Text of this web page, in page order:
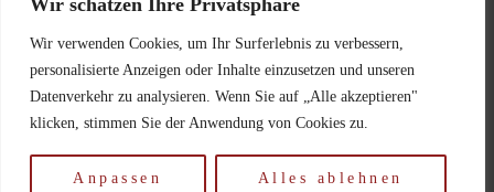
Wir schätzen Ihre Privatsphäre
Wir verwenden Cookies, um Ihr Surferlebnis zu verbessern,
personalisierte Anzeigen oder Inhalte einzusetzen und unseren
Datenverkehr zu analysieren. Wenn Sie auf „Alle akzeptieren"
klicken, stimmen Sie der Anwendung von Cookies zu.
Anpassen Alles ablehnen
Impressum
Datenschutzerklärung